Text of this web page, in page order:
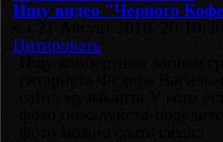
Ищу видео "Черного
«:21 Август 2010,
Цитировать
Ищу концертные записи
гитариста Федора
сайта музыканта.У кого
фото,пожалуйста-
фото можно слать сюда: